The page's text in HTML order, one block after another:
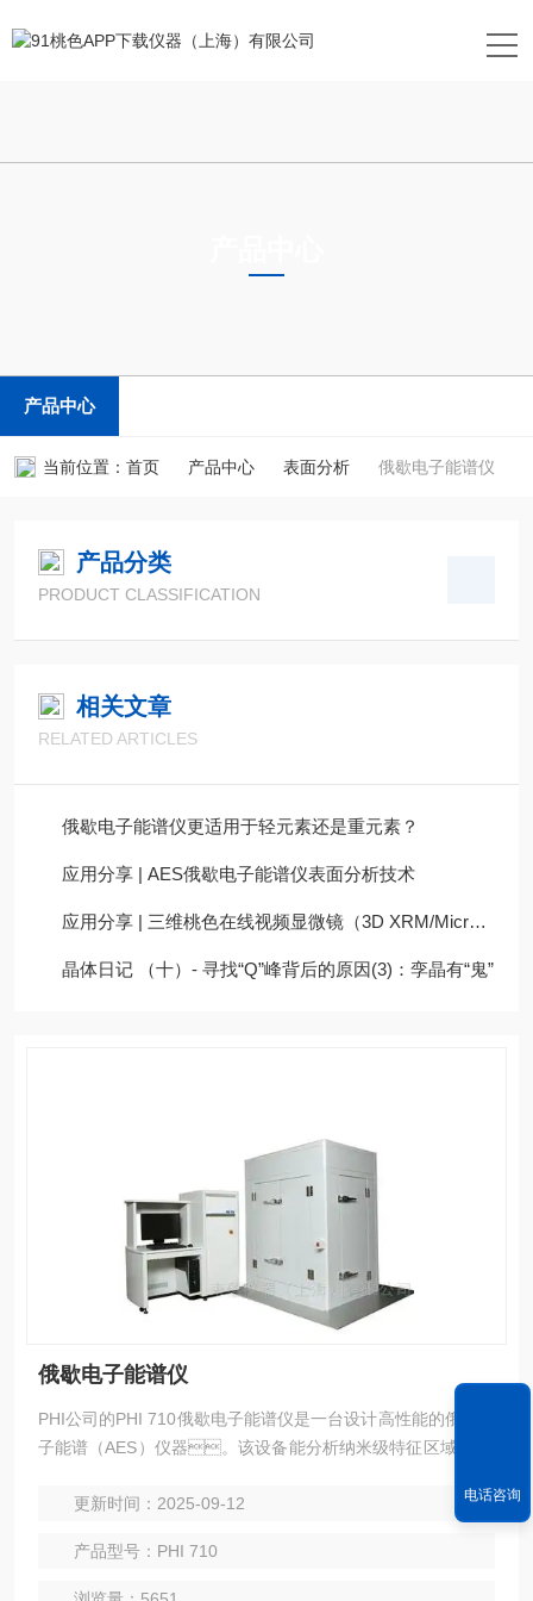
产品中心
当前位置： 首页 产品中心 表面分析 俄歇电子能谱仪
产品分类
PRODUCT CLASSIFICATION
相关文章
RELATED ARTICLES
俄歇电子能谱仪更适用于轻元素还是重元素？
应用分享 | AES俄歇电子能谱仪表面分析技术
应用分享 | 三维桃色在线视频显微镜（3D XRM/Micro CT）在食品科学研究中的应用
晶体日记 （十）- 寻找“Q”峰背后的原因(3)：孪晶有“鬼”
俄歇电子能谱仪
PHI公司的PHI 710俄歇电子能谱仪是一台设计高性能的俄歇电
子能谱（AES）仪器。该设备能分析纳米级特征区域,超薄
更新时间：2025-09-12
产品型号：PHI 710
电话咨询